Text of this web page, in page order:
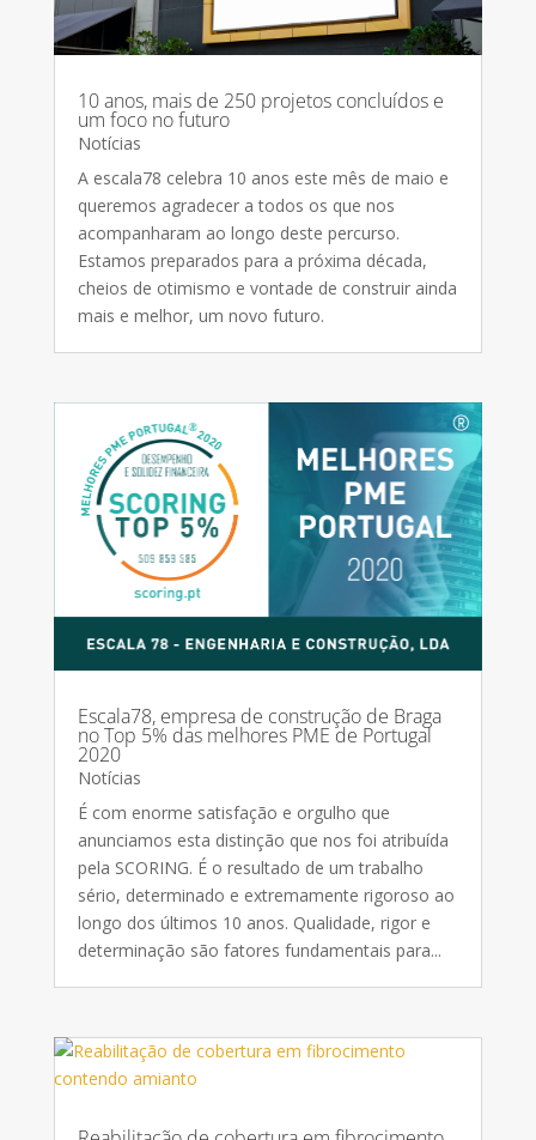
10 anos, mais de 250 projetos concluídos e
um foco no futuro
Notícias
A escala78 celebra 10 anos este mês de maio e
queremos agradecer a todos os que nos
acompanharam ao longo deste percurso.
Estamos preparados para a próxima década,
cheios de otimismo e vontade de construir ainda
mais e melhor, um novo futuro.
Escala78, empresa de construção de Braga
no Top 5% das melhores PME de Portugal
2020
Notícias
É com enorme satisfação e orgulho que
anunciamos esta distinção que nos foi atribuída
pela SCORING. É o resultado de um trabalho
sério, determinado e extremamente rigoroso ao
longo dos últimos 10 anos. Qualidade, rigor e
determinação são fatores fundamentais para...